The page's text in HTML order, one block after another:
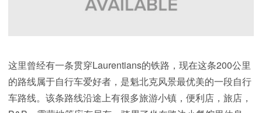
这里曾经有一条贯穿Laurentians的铁路，现在这条200公里
的路线属于自行车爱好者，是魁北克风景最优美的一段自行
车路线。该条路线沿途上有很多旅游小镇，便利店，旅店，